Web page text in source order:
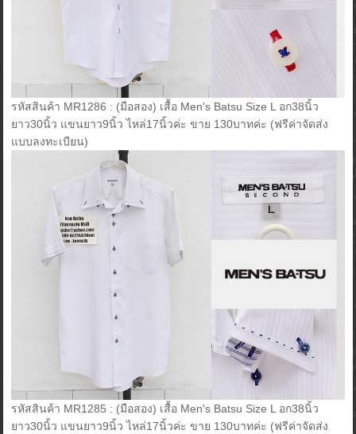
รหัสสินค้า MR1286 : (มือสอง) เสื้อ Men's Batsu Size L อก38นิ้ว
ยาว30นิ้ว แขนยาว9นิ้ว ไหล่17นิ้วค่ะ ขาย 130บาทค่ะ (ฟรีค่าจัดส่ง
แบบลงทะเบียน)
รหัสสินค้า MR1285 : (มือสอง) เสื้อ Men's Batsu Size L อก38นิ้ว
ยาว30นิ้ว แขนยาว9นิ้ว ไหล่17นิ้วค่ะ ขาย 130บาทค่ะ (ฟรีค่าจัดส่ง